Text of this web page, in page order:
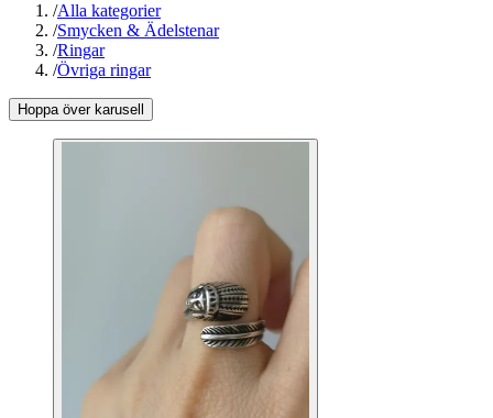
/Alla kategorier
/Smycken & Ädelstenar
/Ringar
/Övriga ringar
Hoppa över karusell